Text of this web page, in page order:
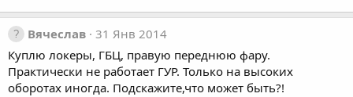
Вячеслав 31 Янв 2014
Куплю локеры, ГБЦ, правую переднюю фару.
Практически не работает ГУР. Только на высоких
оборотах иногда. Подскажите,что может быть?!